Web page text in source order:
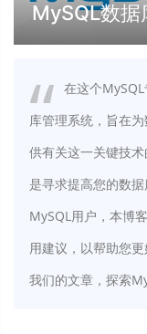
MySQL数据
在这个
库管理系统，旨在
供有关这一关键技
是寻求提高您的数
MySQL用户，本博
用建议，以帮助您
我们的文章，探索